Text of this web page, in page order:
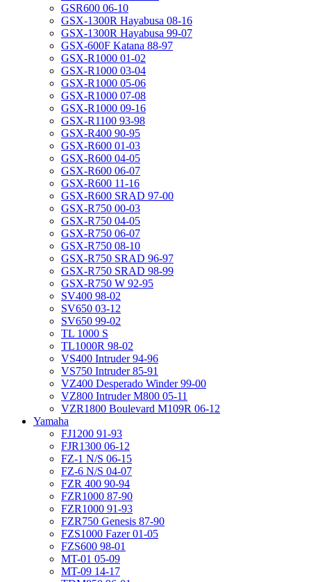
GSR600 06-10
GSX-1300R Hayabusa 08-16
GSX-1300R Hayabusa 99-07
GSX-600F Katana 88-97
GSX-R1000 01-02
GSX-R1000 03-04
GSX-R1000 05-06
GSX-R1000 07-08
GSX-R1000 09-16
GSX-R1100 93-98
GSX-R400 90-95
GSX-R600 01-03
GSX-R600 04-05
GSX-R600 06-07
GSX-R600 11-16
GSX-R600 SRAD 97-00
GSX-R750 00-03
GSX-R750 04-05
GSX-R750 06-07
GSX-R750 08-10
GSX-R750 SRAD 96-97
GSX-R750 SRAD 98-99
GSX-R750 W 92-95
SV400 98-02
SV650 03-12
SV650 99-02
TL 1000 S
TL1000R 98-02
VS400 Intruder 94-96
VS750 Intruder 85-91
VZ400 Desperado Winder 99-00
VZ800 Intruder M800 05-11
VZR1800 Boulevard M109R 06-12
Yamaha
FJ1200 91-93
FJR1300 06-12
FZ-1 N/S 06-15
FZ-6 N/S 04-07
FZR 400 90-94
FZR1000 87-90
FZR1000 91-93
FZR750 Genesis 87-90
FZS1000 Fazer 01-05
FZS600 98-01
MT-01 05-09
MT-09 14-17